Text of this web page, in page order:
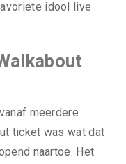
idool live
meerdere
ticket was wat dat
naartoe. Het